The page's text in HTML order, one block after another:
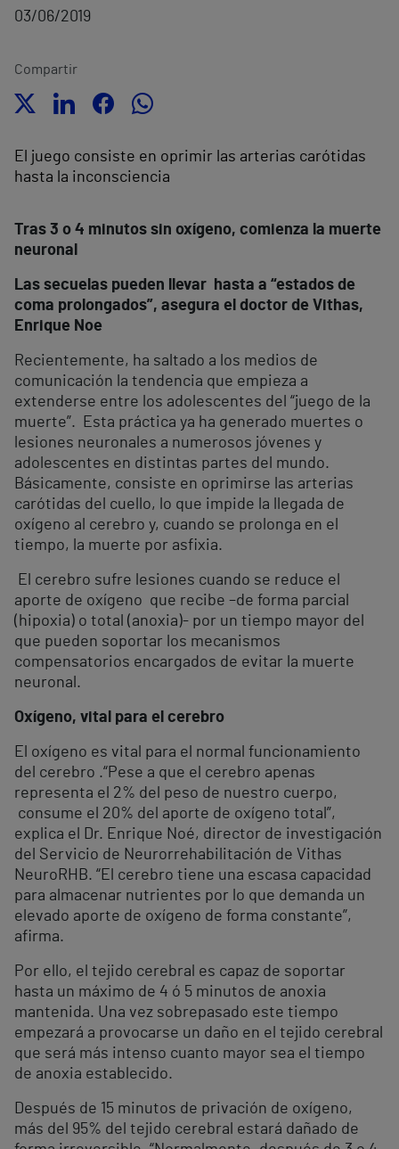
03/06/2019
Compartir
El juego consiste en oprimir las arterias carótidas
hasta la inconsciencia
Tras 3 o 4 minutos sin oxígeno, comienza la muerte
neuronal
Las secuelas pueden llevar hasta a “estados de
coma prolongados”, asegura el doctor de Vithas,
Enrique Noe
Recientemente, ha saltado a los medios de
comunicación la tendencia que empieza a
extenderse entre los adolescentes del “juego de la
muerte”. Esta práctica ya ha generado muertes o
lesiones neuronales a numerosos jóvenes y
adolescentes en distintas partes del mundo.
Básicamente, consiste en oprimirse las arterias
carótidas del cuello, lo que impide la llegada de
oxígeno al cerebro y, cuando se prolonga en el
tiempo, la muerte por asfixia.
El cerebro sufre lesiones cuando se reduce el
aporte de oxígeno que recibe –de forma parcial
(hipoxia) o total (anoxia)- por un tiempo mayor del
que pueden soportar los mecanismos
compensatorios encargados de evitar la muerte
neuronal.
Oxígeno, vital para el cerebro
El oxígeno es vital para el normal funcionamiento
del cerebro .“Pese a que el cerebro apenas
representa el 2% del peso de nuestro cuerpo,
consume el 20% del aporte de oxígeno total”,
explica el Dr. Enrique Noé, director de investigación
del Servicio de Neurorrehabilitación de Vithas
NeuroRHB. “El cerebro tiene una escasa capacidad
para almacenar nutrientes por lo que demanda un
elevado aporte de oxígeno de forma constante”,
afirma.
Por ello, el tejido cerebral es capaz de soportar
hasta un máximo de 4 ó 5 minutos de anoxia
mantenida. Una vez sobrepasado este tiempo
empezará a provocarse un daño en el tejido cerebral
que será más intenso cuanto mayor sea el tiempo
de anoxia establecido.
Después de 15 minutos de privación de oxígeno,
más del 95% del tejido cerebral estará dañado de